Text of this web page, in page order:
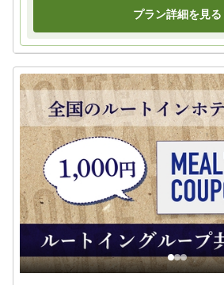
プラン詳細を見る